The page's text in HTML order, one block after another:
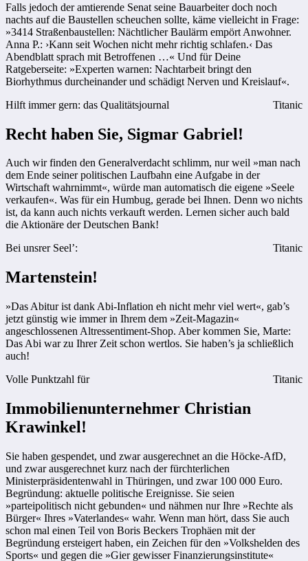
Falls jedoch der amtierende Senat seine Bauarbeiter doch noch
nachts auf die Baustellen scheuchen sollte, käme vielleicht in Frage:
»3414 Straßenbaustellen: Nächtlicher Baulärm empört Anwohner.
Anna P.: ›Kann seit Wochen nicht mehr richtig schlafen.‹ Das
Abendblatt sprach mit Betroffenen …« Und für Deine
Ratgeberseite: »Experten warnen: Nachtarbeit bringt den
Biorhythmus durcheinander und schädigt Nerven und Kreislauf«.
Hilft immer gern: das Qualitätsjournal
Titanic
Recht haben Sie, Sigmar Gabriel!
Auch wir finden den Generalverdacht schlimm, nur weil »man nach
dem Ende seiner politischen Laufbahn eine Aufgabe in der
Wirtschaft wahrnimmt«, würde man automatisch die eigene »Seele
verkaufen«. Was für ein Humbug, gerade bei Ihnen. Denn wo nichts
ist, da kann auch nichts verkauft werden. Lernen sicher auch bald
die Aktionäre der Deutschen Bank!
Bei unsrer Seel’:
Titanic
Martenstein!
»Das Abitur ist dank Abi-Inflation eh nicht mehr viel wert«, gab’s
jetzt günstig wie immer in Ihrem dem »Zeit-Magazin«
angeschlossenen Altressentiment-Shop. Aber kommen Sie, Marte:
Das Abi war zu Ihrer Zeit schon wertlos. Sie haben’s ja schließlich
auch!
Volle Punktzahl für
Titanic
Immobilienunternehmer Christian
Krawinkel!
Sie haben gespendet, und zwar ausgerechnet an die Höcke-AfD,
und zwar ausgerechnet kurz nach der fürchterlichen
Ministerpräsidentenwahl in Thüringen, und zwar 100 000 Euro.
Begründung: aktuelle politische Ereignisse. Sie seien
»parteipolitisch nicht gebunden« und nähmen nur Ihre »Rechte als
Bürger« Ihres »Vaterlandes« wahr. Wenn man hört, dass Sie auch
schon mal einen Teil von Boris Beckers Trophäen mit der
Begründung ersteigert haben, ein Zeichen für den »Volkshelden des
Sports« und gegen die »Gier gewisser Finanzierungsinstitute«